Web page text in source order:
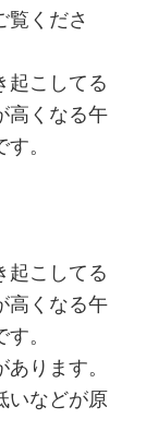
覧くださ
起こしてる
高くなる午
。
起こしてる
高くなる午
。
ります。
いなどが原